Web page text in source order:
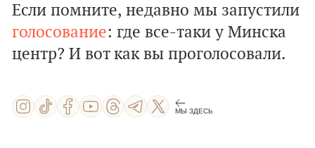
Если помните, недавно мы запустили
голосование: где все-таки у Минска
центр? И вот как вы проголосовали.
МЫ ЗДЕСЬ